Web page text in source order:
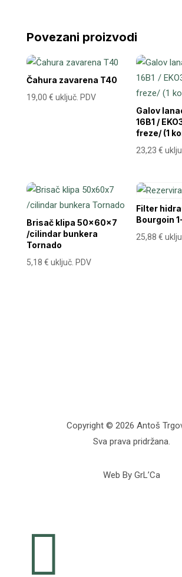
Povezani proizvodi
Čahura zavarena T40
19,00 € uključ. PDV
Galov
16B1 /
freze/ (1
23,23€
Brisač klipa 50x60x7
/cilindar bunkera
Tornado
5,18 € uključ. PDV
Filter
Bourgoin
25,88€
Copyright © 2026 Antoš
Sva prava pridržana.
Web By GrL’Ca
